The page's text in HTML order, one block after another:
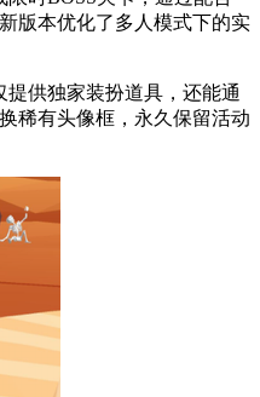
版本优化了多人模式下的实
供独家装扮道具，还能通
稀有头像框，永久保留活动